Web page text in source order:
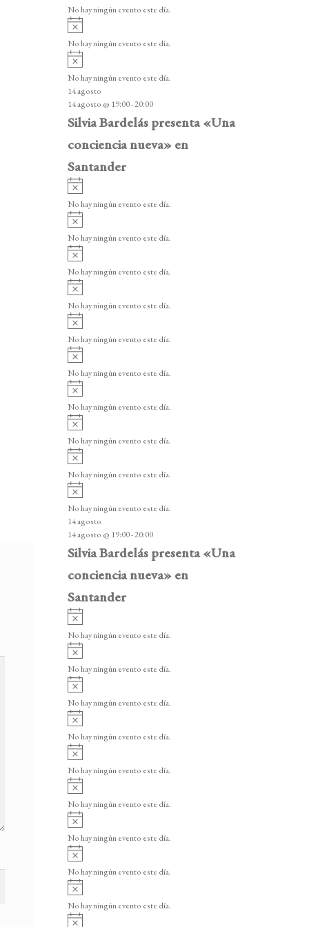
e
n
t
o
s
o
i
o
No hay ningún evento este día.
v
i
o
No hay ningún evento este día.
A
v
i
s
o
No hay ningún evento este día.
14 agosto
14 agosto @ 19:00-20:00
Silvia Bardelás presenta «Una
conciencia nueva» en
Santander
A
v
i
o
No hay ningún evento este día.
v
i
o
No hay ningún evento este día.
v
i
o
No hay ningún evento este día.
v
i
o
No hay ningún evento este día.
v
i
o
No hay ningún evento este día.
v
i
o
No hay ningún evento este día.
v
i
o
No hay ningún evento este día.
v
i
o
No hay ningún evento este día.
v
i
o
No hay ningún evento este día.
v
i
s
o
No hay ningún evento este día.
14 agosto
14 agosto @ 19:00-20:00
Silvia Bardelás presenta «Una
conciencia nueva» en
Santander
A
v
i
o
No hay ningún evento este día.
A
v
i
o
No hay ningún evento este día.
v
i
o
No hay ningún evento este día.
v
i
o
No hay ningún evento este día.
v
i
o
No hay ningún evento este día.
v
i
o
No hay ningún evento este día.
v
i
o
No hay ningún evento este día.
v
i
o
No hay ningún evento este día.
v
i
No hay ningún evento este día.